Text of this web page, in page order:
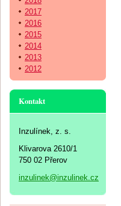
2017
2016
2015
2014
2013
2012
Kontakt
Inzulínek, z. s.
Klivarova 2610/1
750 02 Přerov
inzulinek@inzulinek.cz